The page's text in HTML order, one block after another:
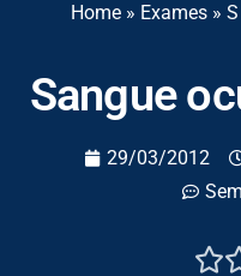
Home » Exames » S
Sangue
29/03/2012
